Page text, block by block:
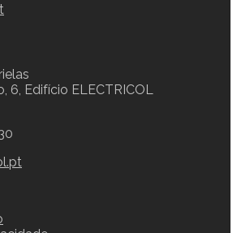
6, Edifício ELECTRICOL